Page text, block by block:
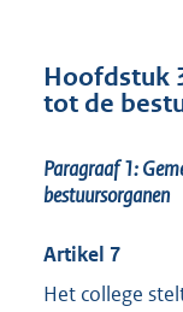
Hoofdstuk
tot de
Paragraaf 1:
bestuursorganen
Artikel 7
Het college